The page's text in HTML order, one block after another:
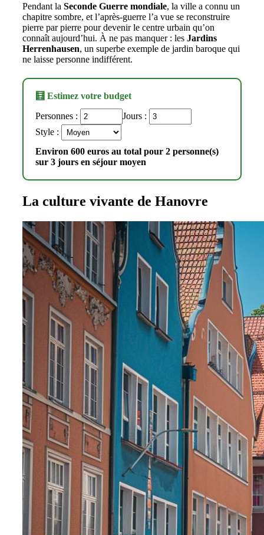
Pendant la Seconde Guerre mondiale, la ville a connu un
chapitre sombre, et l’après-guerre l’a vue se reconstruire
pierre par pierre pour devenir le centre urbain qu’on
connaît aujourd’hui. À ne pas manquer : les Jardins
Herrenhausen, un superbe exemple de jardin baroque qui
ne laisse personne indifférent.
🧮 Estimez votre budget
Personnes :
Jours :
Style :
Environ 600 euros au total pour 2 personne(s)
sur 3 jours en séjour moyen
La culture vivante de Hanovre